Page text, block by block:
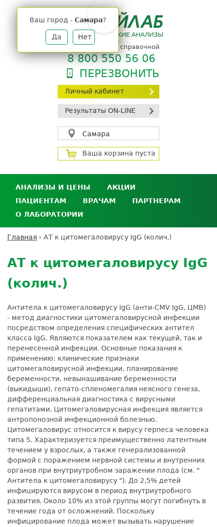
Личный кабинет
Результаты ON-LINE
Самара
Ваш город - Самара?
Да Нет
Ваша корзина пуста
телефон единой справочной
8 800 550 56 06
ПЕРЕЗВОНИТЬ
АНАЛИЗЫ И ЦЕНЫ
Анализы и цены
Где сдать анализы
Выезд на дом
Расшифровка анализов
АКЦИИ
ПАЦИЕНТАМ
Личный кабинет пациента
Дисконтная программа
Обратная связь
Усиление профилактических мер для
безопасности пациентов
Налоговый вычет
ВРАЧАМ
Сотрудничество
лабораторию
ПАРТНЕРАМ
кабинет
партнёра
Экскурсия в
О ЛАБОРАТОРИИ
Вакансии
Документы
здесь
Главная › АТ к цитомегаловирусу IgG (колич.)
to
top
АТ к цитомегаловирусу IgG
(колич.)
Антитела к цитомегаловирусу IgG (анти-CMV IgG, ЦМВ)
- метод диагностики цитомегаловирусной инфекции
посредством определения специфических антител
класса IgG. Являются показателем как текущей, так и
перенесенной инфекции. Основные показания к
применению: клинические признаки
цитомегаловирусной инфекции, планирование
беременности, невынашивание беременности
(выкидыши), гепато-спленомегалия неясного генеза,
дифференциальная диагностика с вирусными
гепатитами. Цитомегаловирусная инфекция является
антропонозной инфекционной болезнью.
Цитомегаловирус относится к вирусу герпеса человека
типа 5. Характеризуется преимущественно латентным
течением у взрослых, а также генерализованной
формой с поражением нервной системы и внутренних
органов при внутриутробном заражении плода (см. "
Антитела к цитомегаловирусу "). До 2,5% детей
инфицируются вирусом в период внутриутробного
развития. Около 10% из этой группы могут погибнуть в
течение года от осложнений. Поскольку
инфицирование плода может вызывать нарушение